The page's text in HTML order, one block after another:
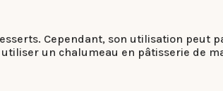
Cependant, son utilisation peut
un chalumeau en pâtisserie de